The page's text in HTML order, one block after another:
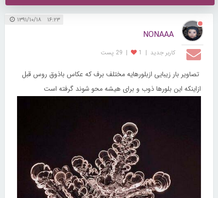
۱۶:۲۳ ۱۳۹۱/۱۰/۱۸
NONAAA
کاربر جديد |
1
| 29 پست
تصاویر بار زیبایی ازبلورهایه مختلف برف که عکاس باذوق روس قبل
ازاینکه این بلورها ذوب و برای هیشه محو شوند گرفته است